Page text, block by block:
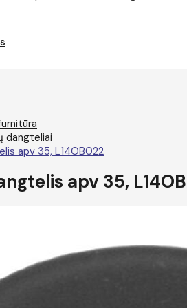
dangteliai
apv 35, L14OB022
apv 35,